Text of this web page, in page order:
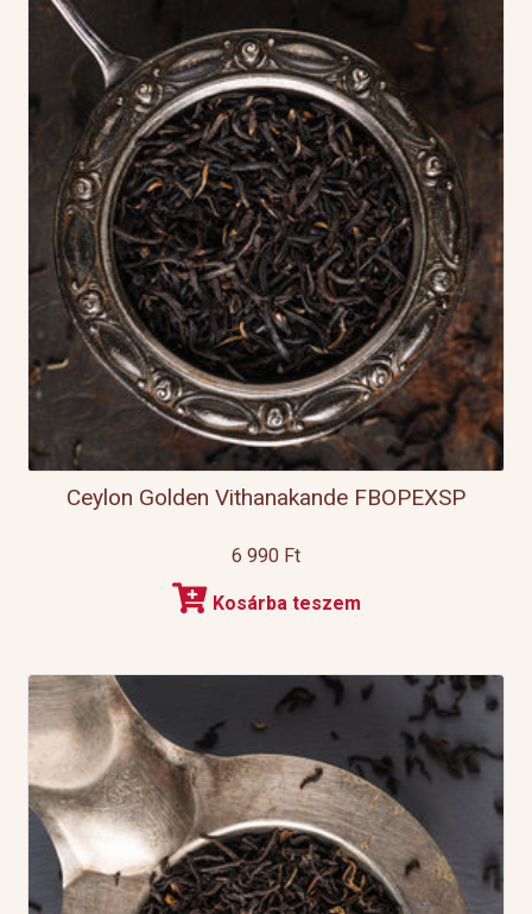
Ceylon Golden Vithanakande FBOPEXSP
6 990 Ft
Kosárba teszem